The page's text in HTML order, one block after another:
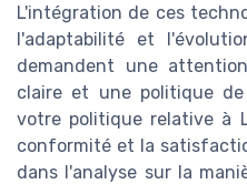
L'intégration de ces
l'adaptabilité et
demandent une
claire et une politique
votre politique relative à
conformité et la
dans l'analyse sur la